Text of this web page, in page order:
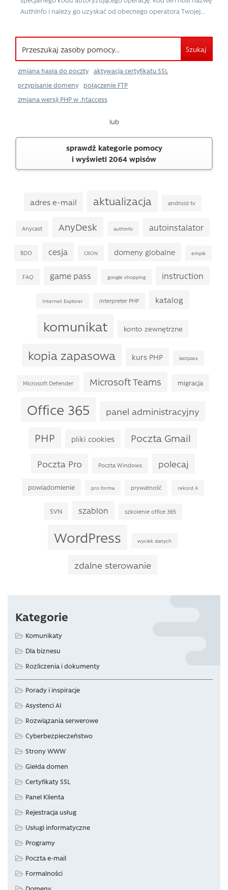
AuthInfo i należy go uzyskać od obecnego operatora Twojej...
Szukaj
zmiana hasła do poczty
aktywacja certyfikatu SSL
przypisanie domeny
połączenie FTP
zmiana wersji PHP w .htaccess
lub
sprawdź kategorie pomocy
i wyświetl 2064 wpisów
adres e-mail aktualizacja android tv
Anycast AnyDesk authinfo autoinstalator
BDO cesja CRON domeny globalne empik
FAQ game pass google shopping instruction
Internet Explorer interpreter PHP katalog
komunikat konto zewnętrzne
kopia zapasowa kurs PHP lastpass
Microsoft Defender Microsoft Teams migracja
Office 365 panel administracyjny
PHP pliki cookies Poczta Gmail
Poczta Pro Poczta Windows polecaj
powiadomienie pro forma prywatność rekord A
SVN szablon szkolenie office 365
WordPress wyciek danych
zdalne sterowanie
Kategorie
Komunikaty
Dla biznesu
Rozliczenia i dokumenty
Porady i inspiracje
Asystenci AI
Rozwiązania serwerowe
Cyberbezpieczeństwo
Strony WWW
Giełda domen
Certyfikaty SSL
Panel Klienta
Rejestracja usług
Usługi informatyczne
Programy
Poczta e-mail
Formalności
Domeny